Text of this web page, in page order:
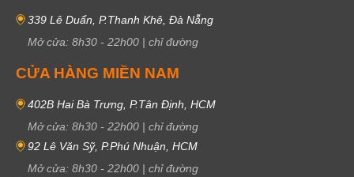
339 Lê Duẩn, P.Thanh Khê, Đà Nẵng
Mở cửa: 8h30 - 22h00 | chỉ đường
CỬA HÀNG MIỀN NAM
402B Hai Bà Trưng, P.Tân Định, HCM
Mở cửa: 8h30 - 22h00 | chỉ đường
92 Lê Văn Sỹ, P.Phú Nhuận, HCM
Mở cửa: 8h30 - 22h00 | chỉ đường